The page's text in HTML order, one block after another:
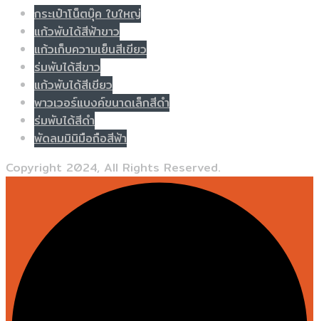
กระเป๋าโน็ตบุ๊ค ใบใหญ่
แก้วพับได้สีฟ้าขาว
แก้วเก็บความเย็นสีเขียว
ร่มพับได้สีขาว
แก้วพับได้สีเขียว
พาวเวอร์แบงค์ขนาดเล็กสีดำ
ร่มพับได้สีดำ
พัดลมมินิมือถือสีฟ้า
Copyright 2024, All Rights Reserved.